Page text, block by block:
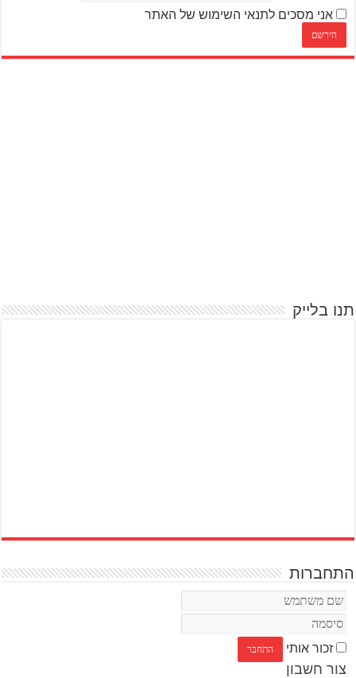
אני מסכים לתנאי השימוש של האתר
תנו בלייק
התחברות
זכור אותי
צור חשבון